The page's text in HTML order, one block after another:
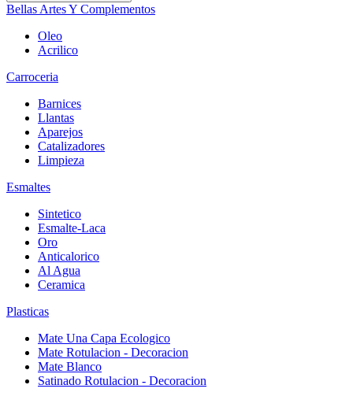
Bellas Artes Y Complementos
Oleo
Acrilico
Carroceria
Barnices
Llantas
Aparejos
Catalizadores
Limpieza
Esmaltes
Sintetico
Esmalte-Laca
Oro
Anticalorico
Al Agua
Ceramica
Plasticas
Mate Una Capa Ecologico
Mate Rotulacion - Decoracion
Mate Blanco
Satinado Rotulacion - Decoracion